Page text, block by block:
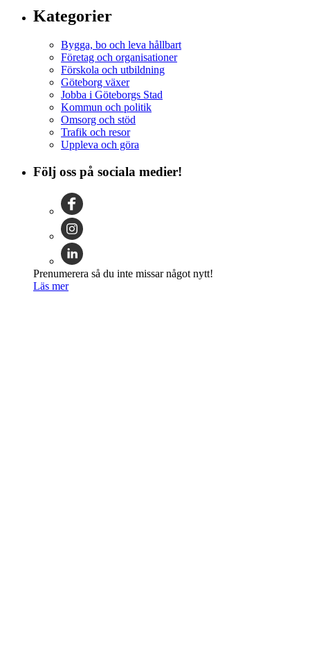
Kategorier
Bygga, bo och leva hållbart
Företag och organisationer
Förskola och utbildning
Göteborg växer
Jobba i Göteborgs Stad
Kommun och politik
Omsorg och stöd
Trafik och resor
Uppleva och göra
Följ oss på sociala medier!
Prenumerera så du inte missar något nytt!
Läs mer